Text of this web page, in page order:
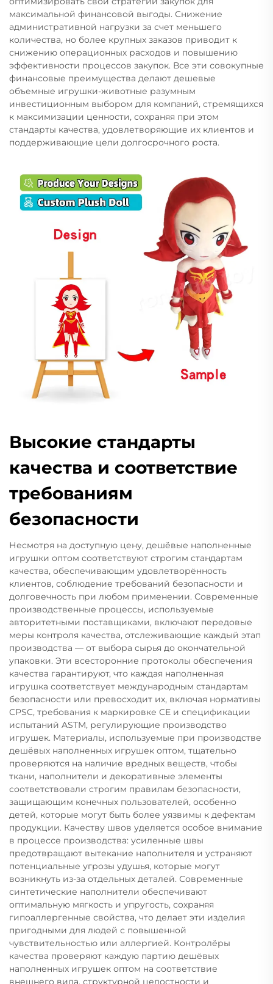
максимальной финансовой выгоды. Снижение
административной нагрузки за счет меньшего
количества, но более крупных заказов приводит к
снижению операционных расходов и повышению
эффективности процессов закупок. Все эти совокупные
финансовые преимущества делают дешевые
объемные игрушки-животные разумным
инвестиционным выбором для компаний, стремящихся
к максимизации ценности, сохраняя при этом
стандарты качества, удовлетворяющие их клиентов и
поддерживающие цели долгосрочного роста.
Высокие стандарты
качества и соответствие
требованиям
безопасности
Несмотря на доступную цену, дешёвые наполненные
игрушки оптом соответствуют строгим стандартам
качества, обеспечивающим удовлетворённость
клиентов, соблюдение требований безопасности и
долговечность при любом применении. Современные
производственные процессы, используемые
авторитетными поставщиками, включают передовые
меры контроля качества, отслеживающие каждый этап
производства — от выбора сырья до окончательной
упаковки. Эти всесторонние протоколы обеспечения
качества гарантируют, что каждая наполненная
игрушка соответствует международным стандартам
безопасности или превосходит их, включая нормативы
CPSC, требования к маркировке CE и спецификации
испытаний ASTM, регулирующие производство
игрушек. Материалы, используемые при производстве
дешёвых наполненных игрушек оптом, тщательно
проверяются на наличие вредных веществ, чтобы
ткани, наполнители и декоративные элементы
соответствовали строгим правилам безопасности,
защищающим конечных пользователей, особенно
детей, которые могут быть более уязвимы к дефектам
продукции. Качеству швов уделяется особое внимание
в процессе производства: усиленные швы
предотвращают вытекание наполнителя и устраняют
потенциальные угрозы удушья, которые могут
возникнуть из-за отдельных деталей. Современные
синтетические наполнители обеспечивают
оптимальную мягкость и упругость, сохраняя
гипоаллергенные свойства, что делает эти изделия
пригодными для людей с повышенной
чувствительностью или аллергией. Контролёры
качества проверяют каждую партию дешёвых
наполненных игрушек оптом на соответствие
внешнего вида, структурной целостности и